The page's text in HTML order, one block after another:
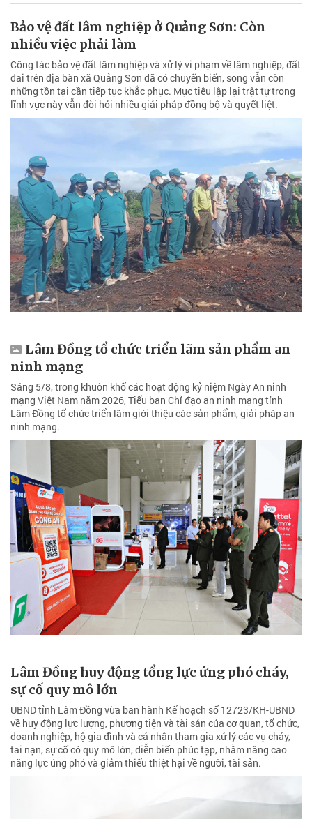
Bảo vệ đất lâm nghiệp ở Quảng Sơn: Còn
nhiều việc phải làm
Công tác bảo vệ đất lâm nghiệp và xử lý vi phạm về lâm nghiệp, đất
đai trên địa bàn xã Quảng Sơn đã có chuyển biến, song vẫn còn
những tồn tại cần tiếp tục khắc phục. Mục tiêu lập lại trật tự trong
lĩnh vực này vẫn đòi hỏi nhiều giải pháp đồng bộ và quyết liệt.
Lâm Đồng tổ chức triển lãm sản phẩm an
ninh mạng
Sáng 5/8, trong khuôn khổ các hoạt động kỷ niệm Ngày An ninh
mạng Việt Nam năm 2026, Tiểu ban Chỉ đạo an ninh mạng tỉnh
Lâm Đồng tổ chức triển lãm giới thiệu các sản phẩm, giải pháp an
ninh mạng.
Lâm Đồng huy động tổng lực ứng phó cháy,
sự cố quy mô lớn
UBND tỉnh Lâm Đồng vừa ban hành Kế hoạch số 12723/KH-UBND
về huy động lực lượng, phương tiện và tài sản của cơ quan, tổ chức,
doanh nghiệp, hộ gia đình và cá nhân tham gia xử lý các vụ cháy,
tai nạn, sự cố có quy mô lớn, diễn biến phức tạp, nhằm nâng cao
năng lực ứng phó và giảm thiểu thiệt hại về người, tài sản.